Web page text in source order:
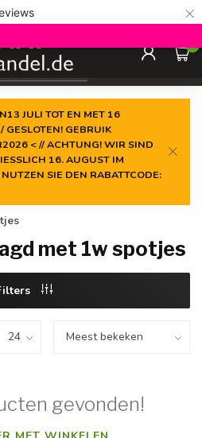
×
prijs
0
JULI TOT EN MET 16
GESLOTEN! GEBRUIK
< // ACHTUNG! WIR SIND
16. AUGUST IM
SIE DEN RABATTCODE:
met 1w spotjes
gevonden!